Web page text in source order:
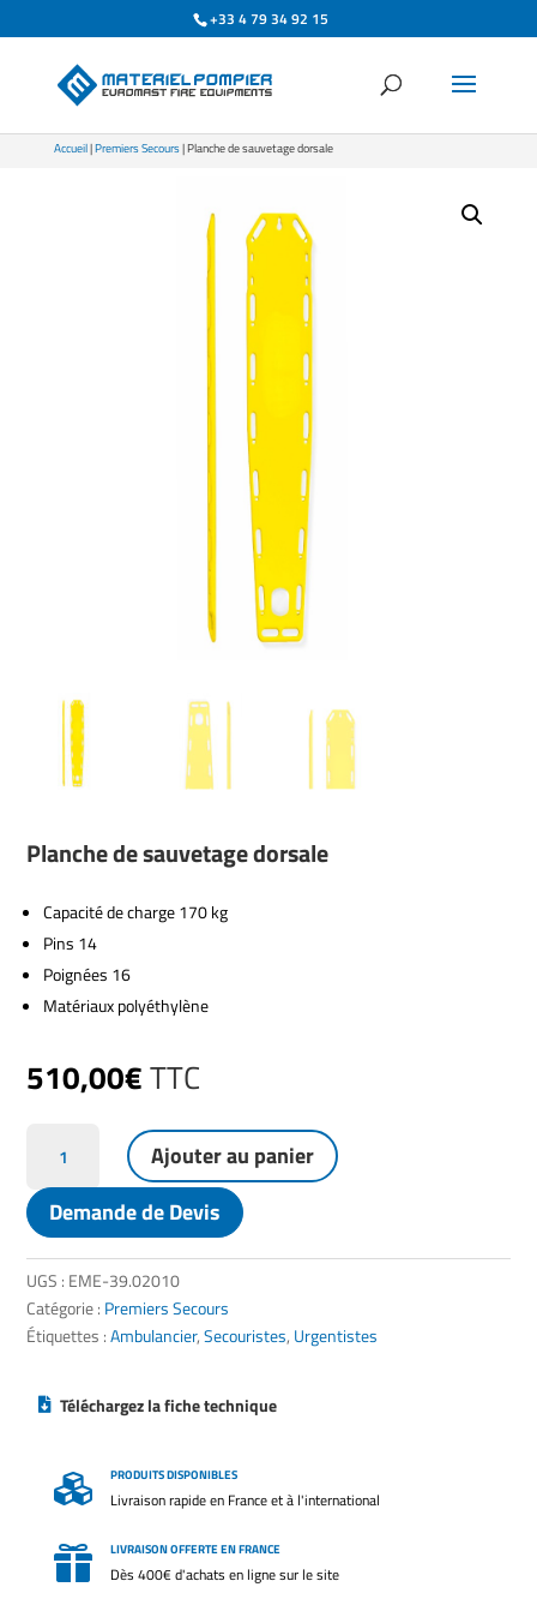
+33 4 79 34 92 15
Accueil|Premiers Secours| Planche de sauvetage dorsale
Planche de sauvetage dorsale
Capacité de charge 170 kg
Pins 14
Poignées 16
Matériaux polyéthylène
510,00€TTC
Planche
de
sauvetage
dorsale
Ajouter au panier
Demande de Devis
UGS : EME-39.02010
Catégorie : Premiers Secours
Étiquettes :Ambulancier,Secouristes, Urgentistes
Téléchargez la fiche technique
 PRODUITS DISPONIBLES
Livraison rapide en France et à l'international
 LIVRAISON OFFERTE EN FRANCE
Dès 400€ d'achats en ligne sur le site